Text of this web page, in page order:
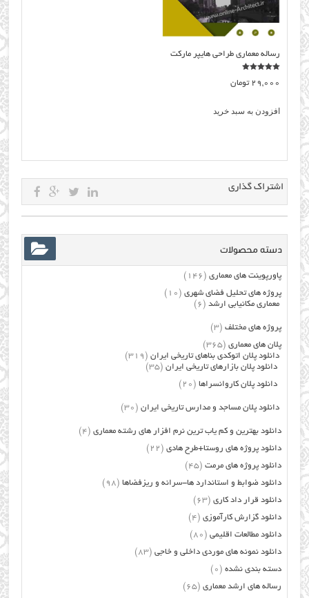
رساله معماری طراحی هایپر مارکت
5.00
29,000 تومان
افزودن به سبد خرید
اشتراک گذاری
دسته محصولات
پاورپوینت های معماری (146)
پروژه های تحلیل فضای شهری (10)
معماری مکانیابی ارشد (6)
پروژه های مختلف (3)
پلان های معماری (365)
دانلود پلان اتوکدی بناهای تاریخی ایران (319)
دانلود پلان بازارهای تاریخی ایران (35)
دانلود پلان کاروانسراها (20)
دانلود پلان مساجد و مدارس تاریخی ایران (30)
دانلود بهترین و کم یاب ترین نرم افزار های رشته معماری (4)
دانلود پروژه های روستا+طرح هادی (22)
دانلود پروژه های مرمت (45)
دانلود ضوابط و استاندارد ها-سرانه و ریزفضاها (98)
دانلود قرار داد کاری (63)
دانلود گزارش کارآموزی (4)
دانلود مطالعات اقلیمی (80)
دانلود نمونه های موردی داخلی و خاجی (83)
دسته بندی نشده (0)
رساله های ارشد معماری (65)